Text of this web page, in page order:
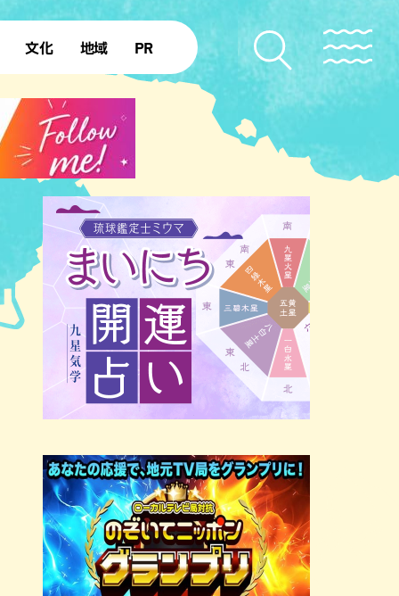
文化
復帰50年
地域
本島北部 本島中部
本島南部 先島諸島
北部離島
PR